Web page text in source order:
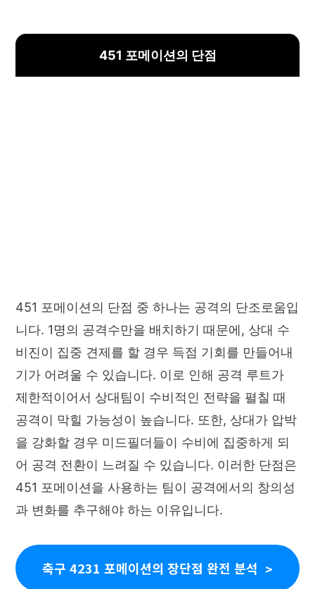
451 포메이션의 단점
451 포메이션의 단점 중 하나는 공격의 단조로움입
니다. 1명의 공격수만을 배치하기 때문에, 상대 수
비진이 집중 견제를 할 경우 득점 기회를 만들어내
기가 어려울 수 있습니다. 이로 인해 공격 루트가
제한적이어서 상대팀이 수비적인 전략을 펼칠 때
공격이 막힐 가능성이 높습니다. 또한, 상대가 압박
을 강화할 경우 미드필더들이 수비에 집중하게 되
어 공격 전환이 느려질 수 있습니다. 이러한 단점은
451 포메이션을 사용하는 팀이 공격에서의 창의성
과 변화를 추구해야 하는 이유입니다.
축구 4231 포메이션의 장단점 완전 분석